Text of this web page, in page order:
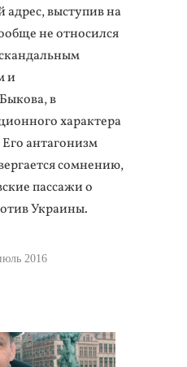
адрес, выступив на
не относился
и
в
характера
антагонизм
сомнению,
пассажи о
Украины.
2016